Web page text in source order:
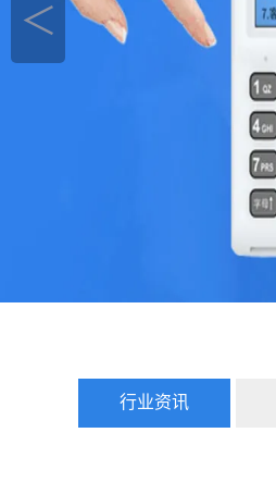
＜
行业资讯